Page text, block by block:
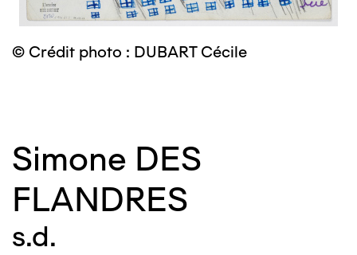
© Crédit photo : DUBART Cécile
Simone DES
FLANDRES
s.d.